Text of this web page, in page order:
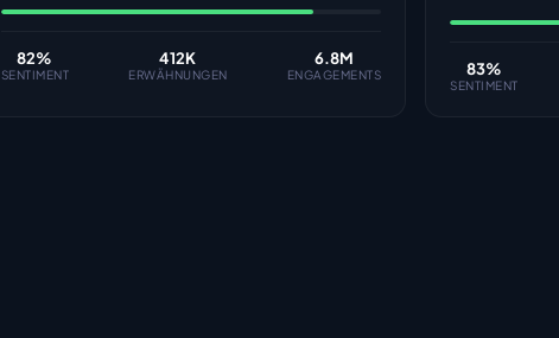
82%
SENTIMENT
412K
ERWÄHNUNGEN
6.8M
ENGAGEMENTS 83%
SENTIMENT